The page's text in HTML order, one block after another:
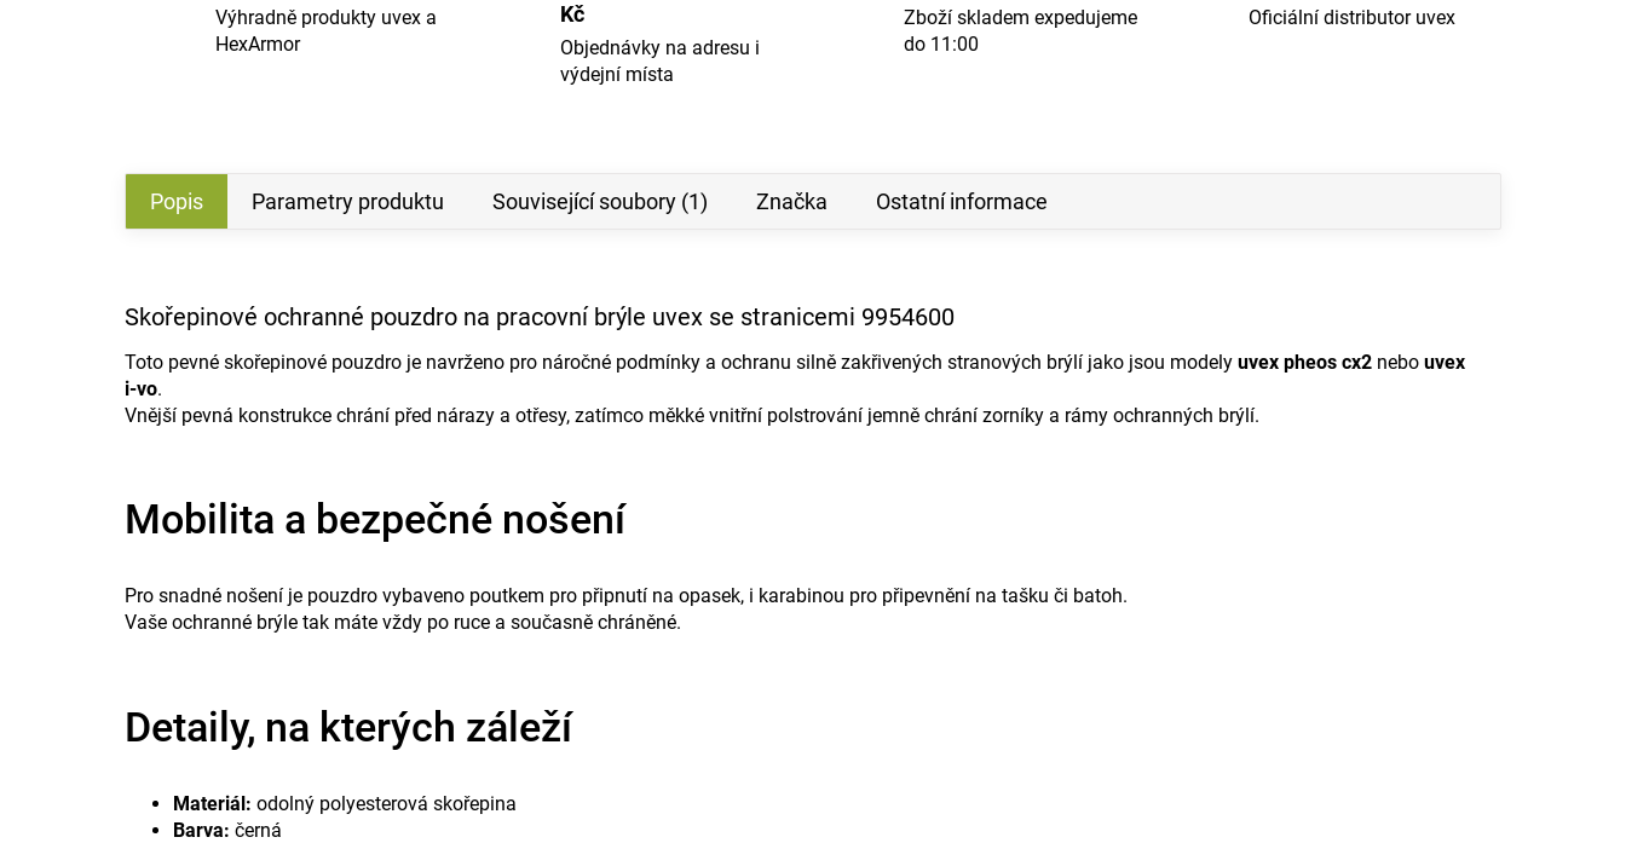
Výhradně produkty uvex a
HexArmor
Kč
Objednávky na adresu i
výdejní místa
Zboží skladem expedujeme
do 11:00
Oficiální distributor uvex
Popis Parametry produktu Související soubory (1) Značka Ostatní informace
Skořepinové ochranné pouzdro na pracovní brýle uvex se stranicemi 9954600
Toto pevné skořepinové pouzdro je navrženo pro náročné podmínky a ochranu silně zakřivených stranových brýlí jako jsou modely uvex pheos cx2 nebo uvex
i‑vo.
Vnější pevná konstrukce chrání před nárazy a otřesy, zatímco měkké vnitřní polstrování jemně chrání zorníky a rámy ochranných brýlí.
Mobilita a bezpečné nošení
Pro snadné nošení je pouzdro vybaveno poutkem pro připnutí na opasek, i karabinou pro připevnění na tašku či batoh.
Vaše ochranné brýle tak máte vždy po ruce a současně chráněné.
Detaily, na kterých záleží
Materiál: odolný polyesterová skořepina
Barva: černá